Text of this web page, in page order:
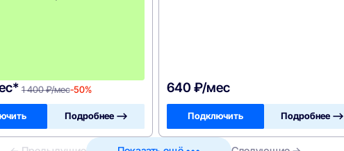
1 400 ₽/мес-50%
Подробнее —>
640 ₽/мес
Подключить Подробнее —>